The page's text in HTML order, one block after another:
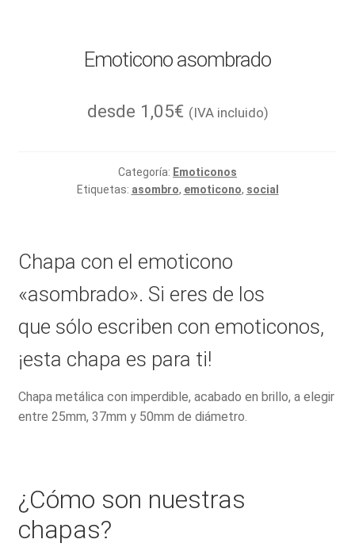
Emoticono asombrado
desde 1,05€ (IVA incluido)
Categoría: Emoticonos
Etiquetas: asombro, emoticono, social
Chapa con el emoticono
«asombrado». Si eres de los
que sólo escriben con emoticonos,
¡esta chapa es para ti!
Chapa metálica con imperdible, acabado en brillo, a elegir
entre 25mm, 37mm y 50mm de diámetro.
¿Cómo son nuestras
chapas?